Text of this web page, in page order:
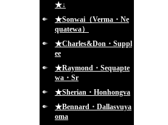
★↓
★Sonwai（Verma・Ne
quatewa）
★Charles&Don・Suppl
ee
★Raymond・Sequapte
wa・Sr
★Sherian・Honhongva
★Bennard・Dallasvuya
oma